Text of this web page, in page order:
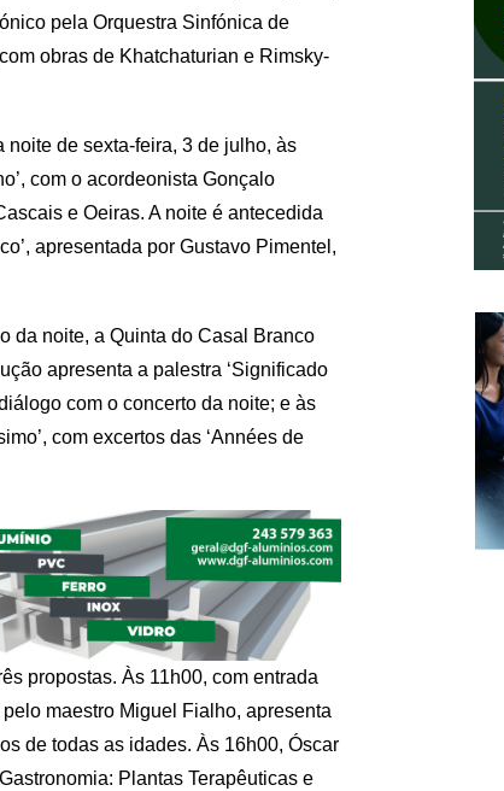
pela Orquestra Sinfónica de
obras de Khatchaturian e Rimsky-
noite de sexta-feira, 3 de julho, às
com o acordeonista Gonçalo
e Oeiras. A noite é antecedida
apresentada por Gustavo Pimentel,
da noite, a Quinta do Casal Branco
apresenta a palestra ‘Significado
com o concerto da noite; e às
com excertos das ‘Années de
propostas. Às 11h00, com entrada
maestro Miguel Fialho, apresenta
de todas as idades. Às 16h00, Óscar
Plantas Terapêuticas e